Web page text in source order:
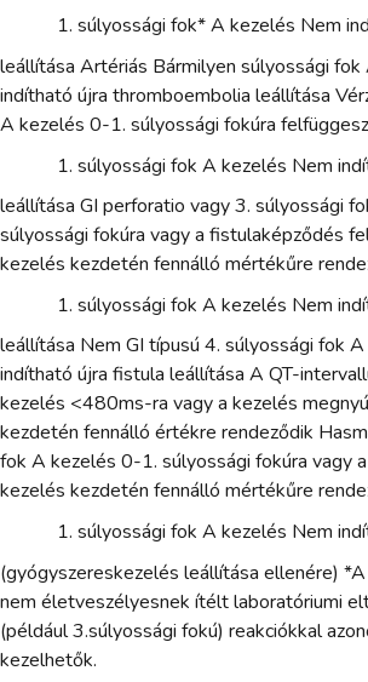
súlyossági fok* A kezelés Nem
leállítása Artériás Bármilyen súlyossági
indítható újra thromboembolia leállítása
A kezelés 0-1. súlyossági fokúra
súlyossági fok A kezelés Nem
leállítása GI perforatio vagy 3. súlyossági
súlyossági fokúra vagy a fistulaképződés
kezelés kezdetén fennálló mértékűre
súlyossági fok A kezelés Nem
leállítása Nem GI típusú 4. súlyossági fok
indítható újra fistula leállítása A QT-
kezelés <480ms-ra vagy a kezelés
kezdetén fennálló értékre rendeződik
fok A kezelés 0-1. súlyossági fokúra vagy
kezelés kezdetén fennálló mértékűre
súlyossági fok A kezelés Nem
(gyógyszereskezelés leállítása ellenére)
nem életveszélyesnek ítélt laboratóriumi
(például 3.súlyossági fokú) reakciókkal
kezelhetők.